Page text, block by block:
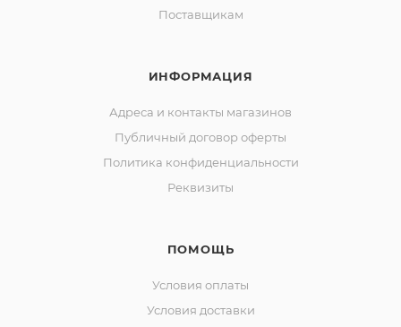
Поставщикам
ИНФОРМАЦИЯ
Адреса и контакты магазинов
Публичный договор оферты
Политика конфиденциальности
Реквизиты
ПОМОЩЬ
Условия оплаты
Условия доставки